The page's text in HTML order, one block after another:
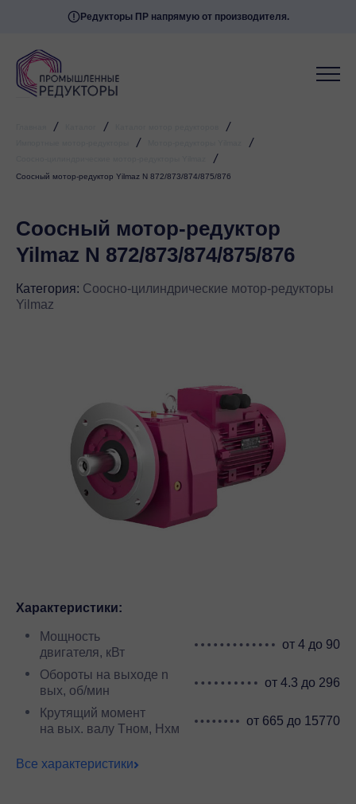
Редукторы ПР напрямую от производителя.
/ / /
/ /
/
Соосный мотор-редуктор Yilmaz N 872/873/874/875/876
Соосный мотор-редуктор
Yilmaz N 872/873/874/875/876
Категория: Соосно-цилиндрические мотор-редукторы
Yilmaz
Характеристики:
Мощность
двигателя, кВт
от 4 до 90
Обороты на выходе n
вых, об/мин
от 4.3 до 296
Крутящий момент
на вых. валу Тном, Нхм
от 665 до 15770
Все характеристики